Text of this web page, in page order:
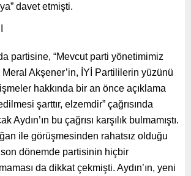
davet etmişti.
partisine, “Mevcut parti yönetimimiz
Meral Akşener’in, İYİ Partililerin yüzünü
hakkında bir an önce açıklama
şarttır, elzemdir” çağrısında
Aydın’ın bu çağrısı karşılık bulmamıştı.
ile görüşmesinden rahatsız olduğu
son dönemde partisinin hiçbir
da dikkat çekmişti. Aydın’ın, yeni